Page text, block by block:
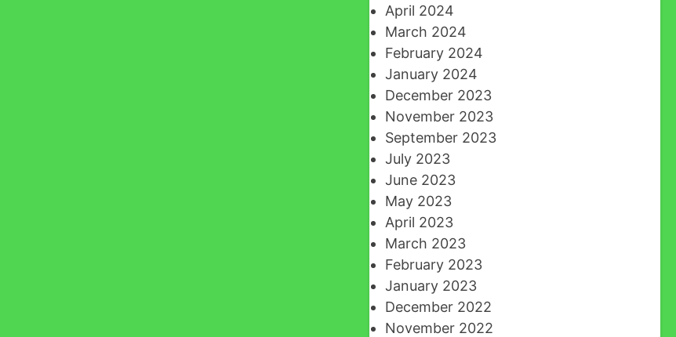
April 2024
March 2024
February 2024
January 2024
December 2023
November 2023
September 2023
July 2023
June 2023
May 2023
April 2023
March 2023
February 2023
January 2023
December 2022
November 2022